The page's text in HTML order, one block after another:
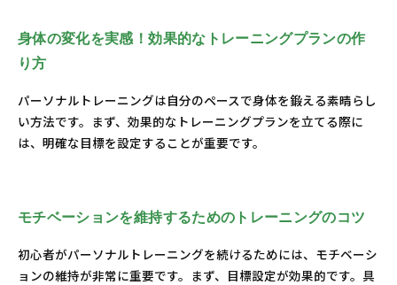
身体の変化を実感！効果的なトレーニングプランの作
り方
パーソナルトレーニングは自分のペースで身体を鍛える素晴らし
い方法です。まず、効果的なトレーニングプランを立てる際に
は、明確な目標を設定することが重要です。
モチベーションを維持するためのトレーニングのコツ
初心者がパーソナルトレーニングを続けるためには、モチベーシ
ョンの維持が非常に重要です。まず、目標設定が効果的です。具